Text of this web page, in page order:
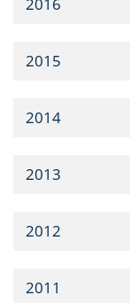
2016
2015
2014
2013
2012
2011